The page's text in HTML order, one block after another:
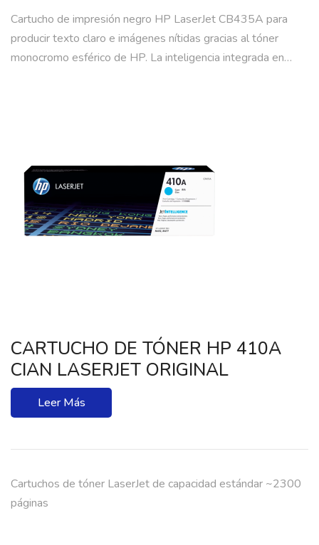
Cartucho de impresión negro HP LaserJet CB435A para
producir texto claro e imágenes nítidas gracias al tóner
monocromo esférico de HP. La inteligencia integrada en…
CARTUCHO DE TÓNER HP 410A
CIAN LASERJET ORIGINAL
Leer Más
Cartuchos de tóner LaserJet de capacidad estándar ~2300
páginas